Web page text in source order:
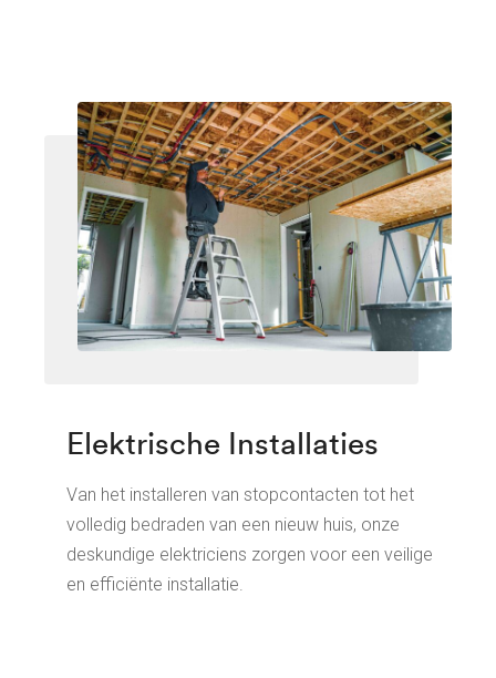
Elektrische Installaties
Van het installeren van stopcontacten tot het
volledig bedraden van een nieuw huis, onze
deskundige elektriciens zorgen voor een veilige
en efficiënte installatie.